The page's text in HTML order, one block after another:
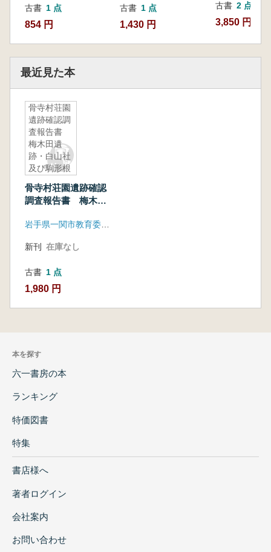
古書 1 点
854 円
古書 1 点
1,430 円
古書 2 点
3,850 円~
最近見た本
骨寺村荘園
遺跡確認調
査報告書
梅木田遺
跡・白山社
及び駒形根
野遺跡・山
王窟
骨寺村荘園遺跡確認
調査報告書 梅木田
形根神社・平泉野遺岩手県一関市教育委員会
新刊 在庫なし
古書 1 点
1,980 円
本を探す
六一書房の本
ランキング
特価図書
特集
書店様へ
著者ログイン
会社案内
お問い合わせ